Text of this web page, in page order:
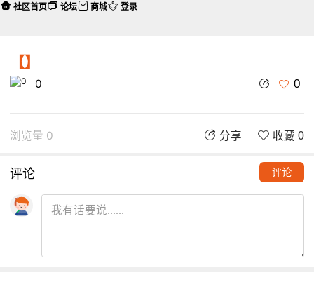
【】
0 0
浏览量 0 分享 收藏 0
评论 评论
社区首页 论坛 商城 登录